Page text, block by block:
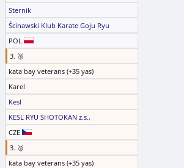
Sternik
Ścinawski Klub Karate Goju Ryu
POL
3. 🥉
kata bay veterans (+35 yas)
Karel
Kesl
KESL RYU SHOTOKAN z.s.,
CZE
3. 🥉
kata bay veterans (+35 yas)